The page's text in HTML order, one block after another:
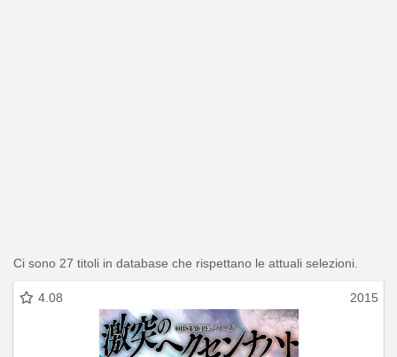
Ci sono 27 titoli in database che rispettano le attuali selezioni.
4.08 2015